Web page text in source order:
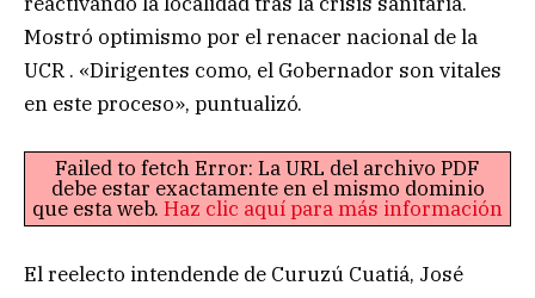
Mostró optimismo por el renacer nacional de la
UCR . «Dirigentes como, el Gobernador son vitales
en este proceso», puntualizó.
Failed to fetch Error: La URL del archivo PDF
debe estar exactamente en el mismo dominio
que esta web. Haz clic aquí para más información
El reelecto intendende de Curuzú Cuatiá, José